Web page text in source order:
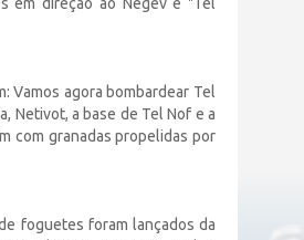
em direção ao Negev e "Tel
Vamos agora bombardear Tel
Netivot, a base de Tel Nof e a
com granadas propelidas por
foguetes foram lançados da